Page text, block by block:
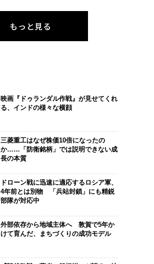
もっと見る
映画『ドゥランダル作戦』が見せてくれ
る、インドの様々な横顔
三菱重工はなぜ株価10倍になったの
か……「防衛銘柄」では説明できない成
長の本質
ドローン戦に迅速に適応するロシア軍、
4年前とは別物 「兵站封鎖」にも精鋭
部隊が対応中
外部依存から地域主体へ 敦賀で5年か
けて育んだ、まちづくりの成功モデル